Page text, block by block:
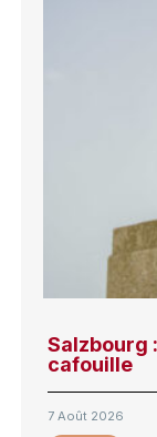
Salzbourg
cafouille
7 Août 2026